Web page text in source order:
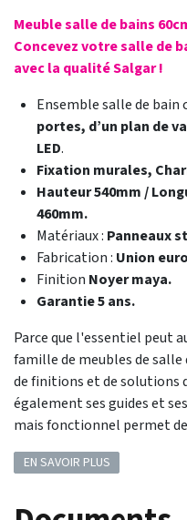
Meuble salle de bains
Concevez votre salle de
avec la qualité Salgar !
Ensemble salle de bain
portes, d’un plan de
LED.
Fixation murales,
Hauteur 540mm /
460mm.
Matériaux : Panneaux
Fabrication : Union
Finition Noyer maya.
Garantie 5 ans.
Parce que l'essentiel peut
famille de meubles de salle
de finitions et de solutions
également ses guides et
mais fonctionnel permet
EN SAVOIR PLUS